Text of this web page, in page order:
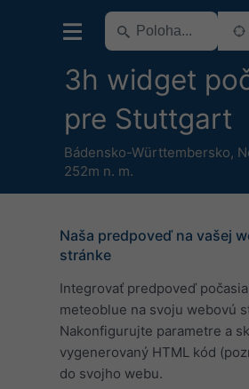
3h widget
pre Stuttgart
Bádensko-Württembersko,
252m n. m.
Naša predpoveď na vašej
stránke
Integrovať predpoveď počasia
meteoblue na svoju webovú
Nakonfigurujte parametre a
vygenerovaný HTML kód
do svojho webu.